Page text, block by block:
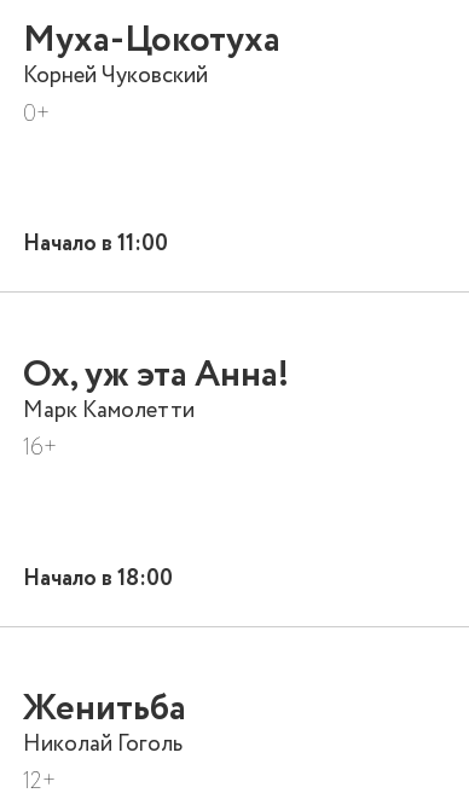
Муха-Цокотуха
Корней Чуковский
0+
Начало в 11:00
Ох, уж эта Анна!
Марк Камолетти
16+
Начало в 18:00
Женитьба
Николай Гоголь
12+